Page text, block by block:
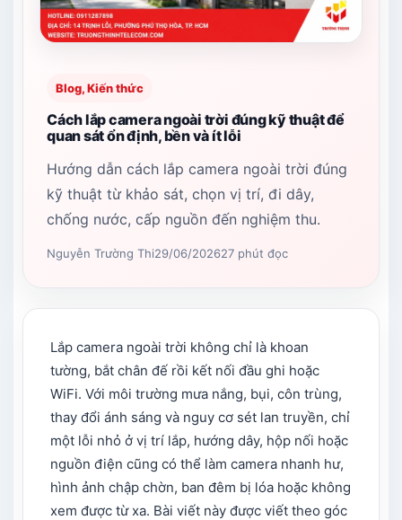
Blog, Kiến thức
Cách lắp camera ngoài trời đúng kỹ thuật để
quan sát ổn định, bền và ít lỗi
Hướng dẫn cách lắp camera ngoài trời đúng
kỹ thuật từ khảo sát, chọn vị trí, đi dây,
chống nước, cấp nguồn đến nghiệm thu.
Nguyễn Trường Thi29/06/202627 phút đọc
Lắp camera ngoài trời không chỉ là khoan
tường, bắt chân đế rồi kết nối đầu ghi hoặc
WiFi. Với môi trường mưa nắng, bụi, côn trùng,
thay đổi ánh sáng và nguy cơ sét lan truyền, chỉ
một lỗi nhỏ ở vị trí lắp, hướng dây, hộp nối hoặc
nguồn điện cũng có thể làm camera nhanh hư,
hình ảnh chập chờn, ban đêm bị lóa hoặc không
xem được từ xa. Bài viết này được viết theo góc